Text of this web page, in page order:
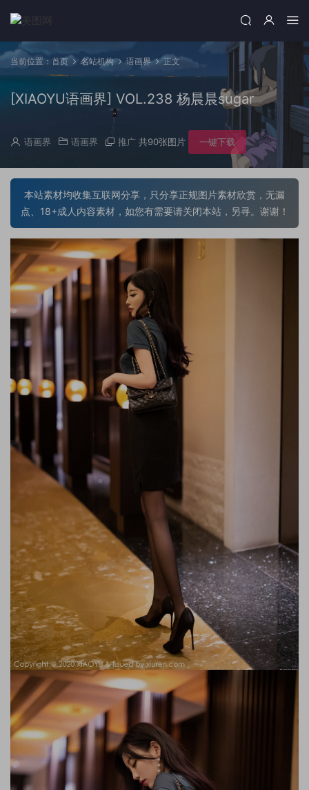
当前位置： 首页 名站机构 语画界 正文
[XIAOYU语画界] VOL.238 杨晨晨sugar
语画界 语画界 推广 共90张图片 一键下载
本站素材均收集互联网分享，只分享正规图片素材欣赏，无漏
点、18+成人内容素材，如您有需要请关闭本站，另寻。谢谢！